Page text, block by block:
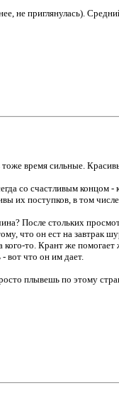
не приглянулась).
время сильные.
со счастливым концом -
их поступков, в том
После стольких
что он ест на завтрак
то. Крант же помогает
вот что он им дает.
плывешь по этому